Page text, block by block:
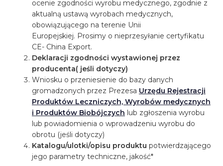
ocenie zgodności wyrobu medycznego, zgodnie z
aktualną ustawą wyrobach medycznych,
obowiązującego na terenie Unii
Europejskiej. Prosimy o nieprzesyłanie certyfikatu
CE- China Export.
Deklaracji zgodności wystawionej przez
producenta( jeśli dotyczy)
Wniosku o przeniesienie do bazy danych
gromadzonych przez Prezesa Urzędu Rejestracji
Produktów Leczniczych, Wyrobów medycznych
i Produktów Biobójczych lub zgłoszenia wyrobu
lub powiadomienia o wprowadzeniu wyrobu do
obrotu (jeśli dotyczy)
Katalogu/ulotki/opisu produktu potwierdzającego
jego parametry techniczne, jakość*